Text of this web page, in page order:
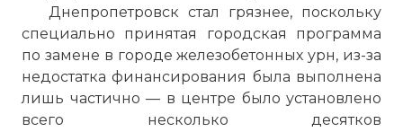
Днепропетровск стал грязнее, поскольку
специально принятая городская программа
по замене в городе железобетонных урн, из-за
недостатка финансирования была выполнена
лишь частично — в центре было установлено
всего несколько десятков